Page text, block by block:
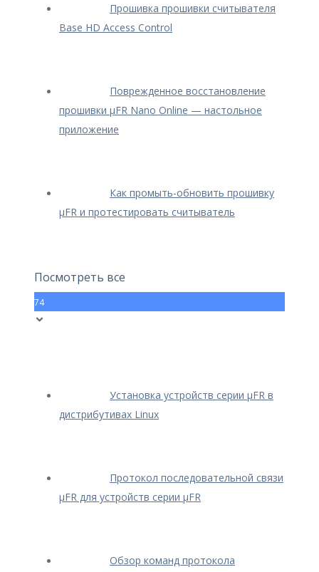
Прошивка прошивки считывателя
Base HD Access Control
Поврежденное восстановление
прошивки μFR Nano Online — настольное
приложение
Как промыть-обновить прошивку
μFR и протестировать считыватель
Посмотреть все
74
Установка устройств серии μFR в
дистрибутивах Linux
Протокол последовательной связи
μFR для устройств серии μFR
Обзор команд протокола